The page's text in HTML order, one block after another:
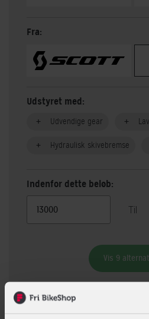
Fra:
Udstyret med:
Udvendige gear
Hydraulisk skivebremse
Indenfor dette beløb:
Til
Vis 9
Beskrivelse